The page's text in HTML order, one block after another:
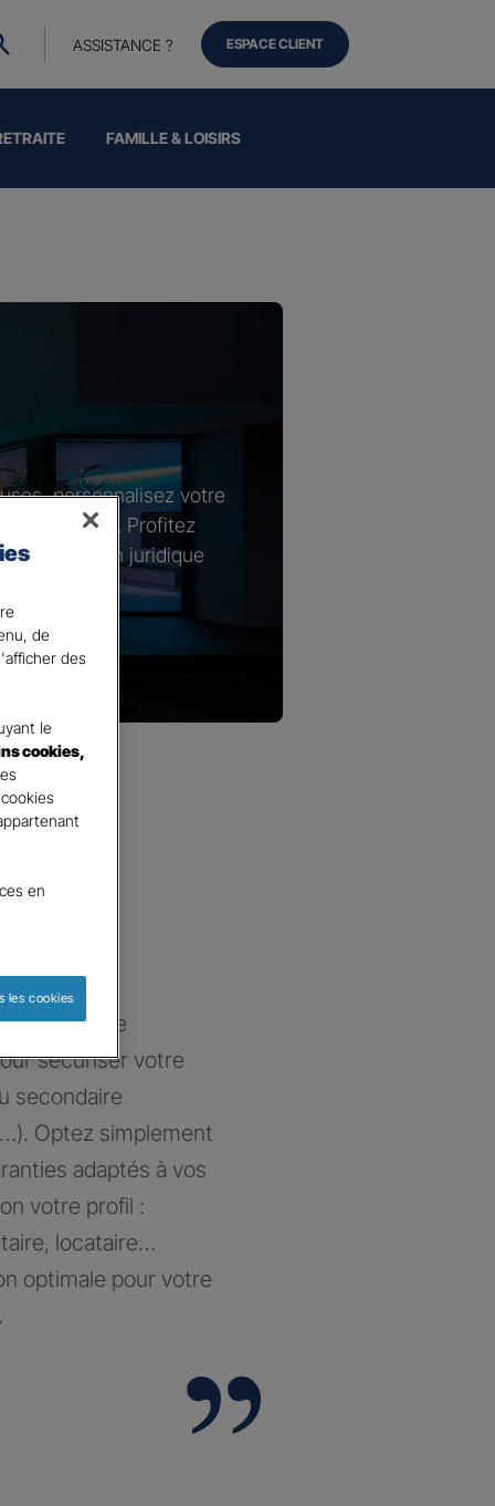
FAMILLE & LOISIRS
ASSISTANCE ? ESPACE CLIENT
personnalisez votre
spécifiques. Profitez
de protection juridique
sur-mesure
sécuriser votre
secondaire
Optez simplement
adaptés à vos
votre profil :
locataire…
optimale pour votre
de
des
le
cookies,
en
les cookies